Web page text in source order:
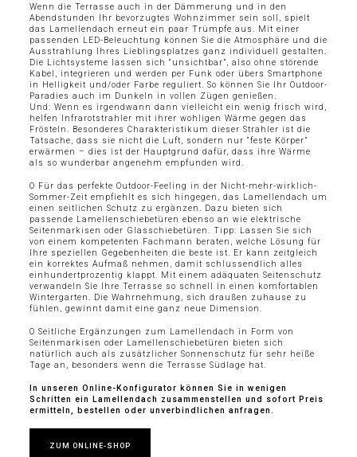
Wenn die Terrasse auch in der Dämmerung und in den
Abendstunden Ihr bevorzugtes Wohnzimmer sein soll, spielt
das Lamellendach erneut ein paar Trümpfe aus. Mit einer
passenden LED-Beleuchtung können Sie die Atmosphäre und die
Ausstrahlung Ihres Lieblingsplatzes ganz individuell gestalten.
Die Lichtsysteme lassen sich “unsichtbar”, also ohne störende
Kabel, integrieren und werden per Funk oder übers Smartphone
in Helligkeit und/oder Farbe reguliert. So können Sie Ihr Outdoor-
Paradies auch im Dunkeln in vollen Zügen genießen.
Und: Wenn es irgendwann dann vielleicht ein wenig frisch wird,
helfen Infrarotstrahler mit ihrer wohligen Wärme gegen das
Frösteln. Besonderes Charakteristikum dieser Strahler ist die
Tatsache, dass sie nicht die Luft, sondern nur “feste Körper”
erwärmen – dies ist der Hauptgrund dafür, dass ihre Wärme
als so wunderbar angenehm empfunden wird.
O Für das perfekte Outdoor-Feeling in der Nicht-mehr-wirklich-
Sommer-Zeit empfiehlt es sich hingegen, das Lamellendach um
einen seitlichen Schutz zu ergänzen. Dazu bieten sich
passende Lamellenschiebetüren ebenso an wie elektrische
Seitenmarkisen oder Glasschiebetüren. Tipp: Lassen Sie sich
von einem kompetenten Fachmann beraten, welche Lösung für
Ihre speziellen Gegebenheiten die beste ist. Er kann zeitgleich
ein korrektes Aufmaß nehmen, damit schlussendlich alles
einhundertprozentig klappt. Mit einem adäquaten Seitenschutz
verwandeln Sie Ihre Terrasse so schnell in einen komfortablen
Wintergarten. Die Wahrnehmung, sich draußen zuhause zu
fühlen, gewinnt damit eine ganz neue Dimension.
O Seitliche Ergänzungen zum Lamellendach in Form von
Seitenmarkisen oder Lamellenschiebetüren bieten sich
natürlich auch als zusätzlicher Sonnenschutz für sehr heiße
Tage an, besonders wenn die Terrasse Südlage hat.
In unseren Online-Konfigurator können Sie in wenigen
Schritten ein Lamellendach zusammenstellen und sofort Preis
ermitteln, bestellen oder unverbindlichen anfragen.
ZUM ONLINE-SHOP